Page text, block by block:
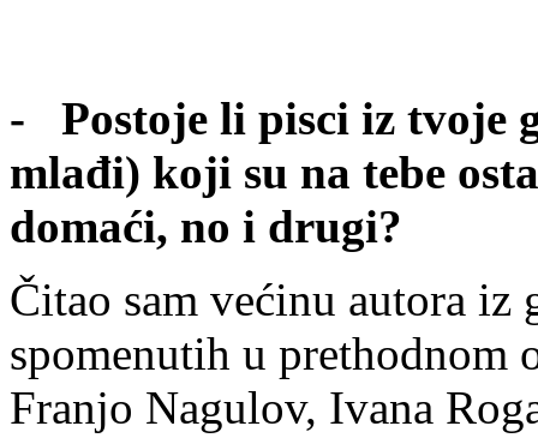
- Postoje li pisci iz tvoje
mlađi) koji su na tebe
domaći, no i drugi?
Čitao sam većinu autora iz
spomenutih u prethodnom
Franjo Nagulov, Ivana